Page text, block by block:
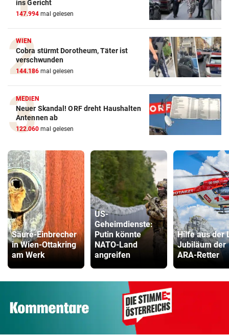
ins Gericht
147.994 mal gelesen
WIEN
Cobra stürmt Dorotheum, Täter ist
verschwunden
144.186 mal gelesen
MEDIEN
Neuer Skandal! ORF dreht Haushalten
Antennen ab
122.060 mal gelesen
Säure-Einbrecher
in Wien-Ottakring
am Werk
US-
Geheimdienste:
Putin könnte
NATO-Land
angreifen
Hilfe aus der
Jubiläum der
ARA-Retter